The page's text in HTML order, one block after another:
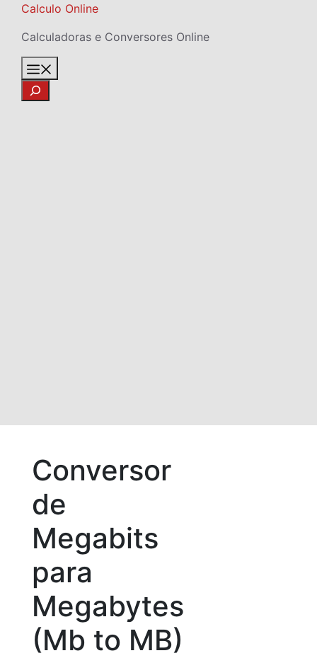
Skip
content
Calculo Online
Calculadoras e Conversores Online
Search
Conversor
de
Megabits
para
Megabytes
(Mb to MB)